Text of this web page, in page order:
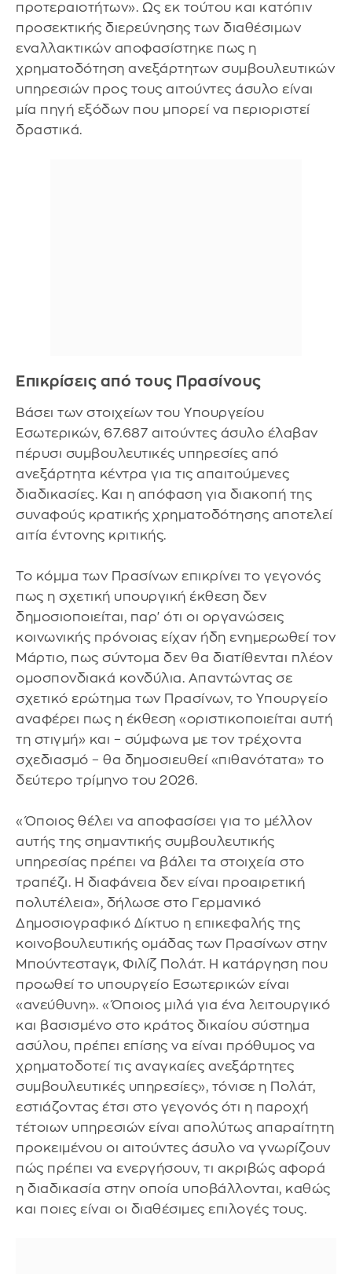
προτεραιοτήτων». Ως εκ τούτου και κατόπιν
προσεκτικής διερεύνησης των διαθέσιμων
εναλλακτικών αποφασίστηκε πως η
χρηματοδότηση ανεξάρτητων συμβουλευτικών
υπηρεσιών προς τους αιτούντες άσυλο είναι
μία πηγή εξόδων που μπορεί να περιοριστεί
δραστικά.
Επικρίσεις από τους Πρασίνους
Βάσει των στοιχείων του Υπουργείου
Εσωτερικών, 67.687 αιτούντες άσυλο έλαβαν
πέρυσι συμβουλευτικές υπηρεσίες από
ανεξάρτητα κέντρα για τις απαιτούμενες
διαδικασίες. Και η απόφαση για διακοπή της
συναφούς κρατικής χρηματοδότησης αποτελεί
αιτία έντονης κριτικής.
Το κόμμα των Πρασίνων επικρίνει το γεγονός
πως η σχετική υπουργική έκθεση δεν
δημοσιοποιείται, παρ' ότι οι οργανώσεις
κοινωνικής πρόνοιας είχαν ήδη ενημερωθεί τον
Μάρτιο, πως σύντομα δεν θα διατίθενται πλέον
ομοσπονδιακά κονδύλια. Απαντώντας σε
σχετικό ερώτημα των Πρασίνων, το Υπουργείο
αναφέρει πως η έκθεση «οριστικοποιείται αυτή
τη στιγμή» και – σύμφωνα με τον τρέχοντα
σχεδιασμό – θα δημοσιευθεί «πιθανότατα» το
δεύτερο τρίμηνο του 2026.
«Όποιος θέλει να αποφασίσει για το μέλλον
αυτής της σημαντικής συμβουλευτικής
υπηρεσίας πρέπει να βάλει τα στοιχεία στο
τραπέζι. Η διαφάνεια δεν είναι προαιρετική
πολυτέλεια», δήλωσε στο Γερμανικό
Δημοσιογραφικό Δίκτυο η επικεφαλής της
κοινοβουλευτικής ομάδας των Πρασίνων στην
Μπούντεσταγκ, Φιλίζ Πολάτ. Η κατάργηση που
προωθεί το υπουργείο Εσωτερικών είναι
«ανεύθυνη». «Όποιος μιλά για ένα λειτουργικό
και βασισμένο στο κράτος δικαίου σύστημα
ασύλου, πρέπει επίσης να είναι πρόθυμος να
χρηματοδοτεί τις αναγκαίες ανεξάρτητες
συμβουλευτικές υπηρεσίες», τόνισε η Πολάτ,
εστιάζοντας έτσι στο γεγονός ότι η παροχή
τέτοιων υπηρεσιών είναι απολύτως απαραίτητη
προκειμένου οι αιτούντες άσυλο να γνωρίζουν
πώς πρέπει να ενεργήσουν, τι ακριβώς αφορά
η διαδικασία στην οποία υποβάλλονται, καθώς
και ποιες είναι οι διαθέσιμες επιλογές τους.